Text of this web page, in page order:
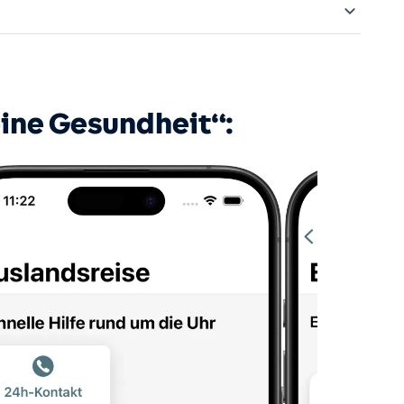
können Sie mit der App „HUK-Meine
Gesundheit“: